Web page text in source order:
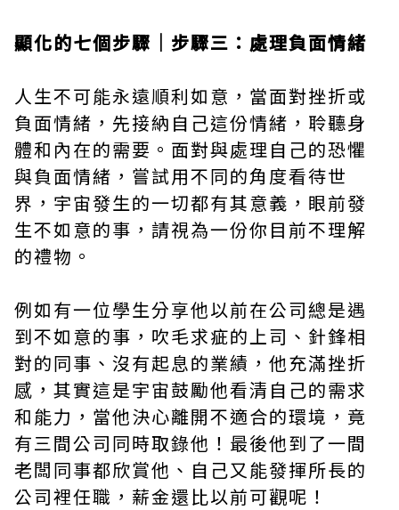
顯化的七個步驟｜步驟三：處理負面情緒
人生不可能永遠順利如意，當面對挫折或
負面情緒，先接納自己這份情緒，聆聽身
體和內在的需要。面對與處理自己的恐懼
與負面情緒，嘗試用不同的角度看待世
界，宇宙發生的一切都有其意義，眼前發
生不如意的事，請視為一份你目前不理解
的禮物。
例如有一位學生分享他以前在公司總是遇
到不如意的事，吹毛求疵的上司、針鋒相
對的同事、沒有起息的業績，他充滿挫折
感，其實這是宇宙鼓勵他看清自己的需求
和能力，當他決心離開不適合的環境，竟
有三間公司同時取錄他！最後他到了一間
老闆同事都欣賞他、自己又能發揮所長的
公司裡任職，薪金還比以前可觀呢！